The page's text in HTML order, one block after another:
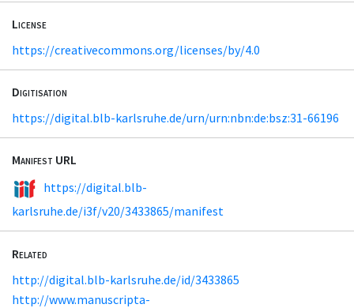
License
https://creativecommons.org/licenses/by/4.0
Digitisation
https://digital.blb-karlsruhe.de/urn/urn:nbn:de:bsz:31-66196
Manifest URL
https://digital.blb-
karlsruhe.de/i3f/v20/3433865/manifest
Related
http://digital.blb-karlsruhe.de/id/3433865
http://www.manuscripta-